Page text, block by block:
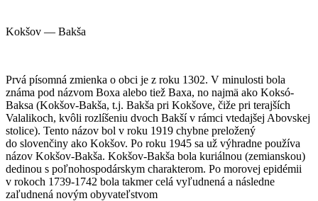
Kokšov — Bakša
Prvá písomná zmienka o obci je z roku 1302. V minulosti bola
známa pod názvom Boxa alebo tiež Baxa, no najmä ako Koksó-
Baksa (Kokšov-Bakša, t.j. Bakša pri Kokšove, čiže pri terajších
Valalikoch, kvôli rozlíšeniu dvoch Bakší v rámci vtedajšej Abovskej
stolice). Tento názov bol v roku 1919 chybne preložený
do slovenčiny ako Kokšov. Po roku 1945 sa už výhradne používa
názov Kokšov-Bakša. Kokšov-Bakša bola kuriálnou (zemianskou)
dedinou s poľnohospodárskym charakterom. Po morovej epidémii
v rokoch 1739-1742 bola takmer celá vyľudnená a následne
zaľudnená novým obyvateľstvom